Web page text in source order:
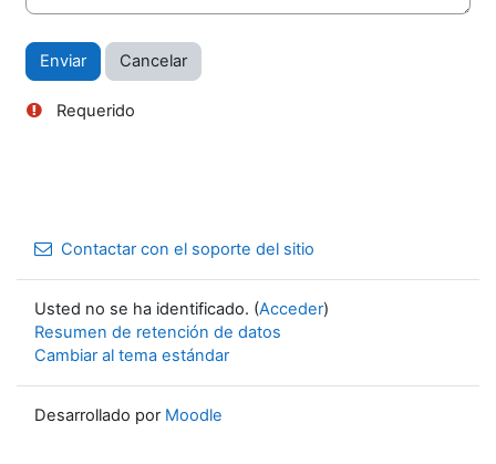
Requerido
Contactar con el soporte del sitio
Usted no se ha identificado. (Acceder)
Resumen de retención de datos
Cambiar al tema estándar
Desarrollado por Moodle